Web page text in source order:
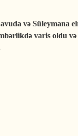
və Süleymana
varis oldu